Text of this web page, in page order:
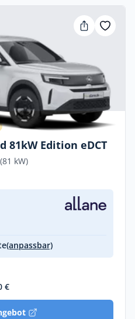
81kW Edition eDCT
kW)
(anpassbar)
€